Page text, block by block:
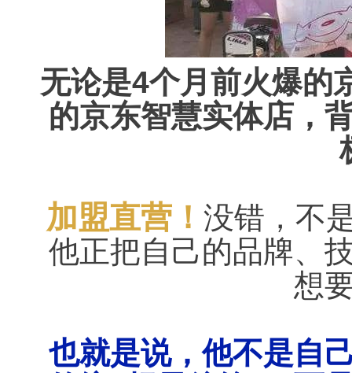
无论是4个月前火爆的
的京东智慧实体店，
加盟直营！ 没错，不
他正把自己的品牌、
想
也就是说，他不是自